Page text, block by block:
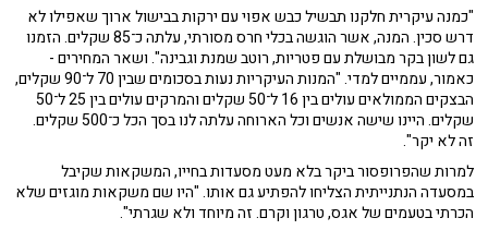
"כמנה עיקרית חלקנו תבשיל כבש אפוי עם ירקות בבישול ארוך שאפילו לא
דרש סכין. המנה, אשר הוגשה בכלי חרס מסורתי, עלתה כ־85 שקלים. הזמנו
גם לשון בקר מבושלת עם פטריות, רוטב שמנת וגבינה". ושאר המחירים -
כאמור, עממיים למדי. "המנות העיקריות נעות בסכומים שבין 70 ל־90 שקלים,
הבצקים הממולאים עולים בין 16 ל־50 שקלים והמרקים עולים בין 25 ל־50
שקלים. היינו שישה אנשים וכל הארוחה עלתה לנו בסך הכל כ־500 שקלים.
זה לא יקר".
למרות שהפרופסור ביקר בלא מעט מסעדות בחייו, המשקאות שקיבל
במסעדה הנתנייתית הצליחו להפתיע גם אותו. "היו שם משקאות מוגזים שלא
הכרתי בטעמים של אגס, טרגון וקרם. זה מיוחד ולא שגרתי".